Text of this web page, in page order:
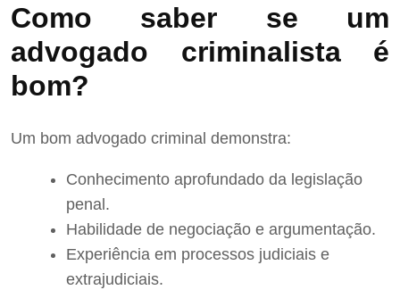
Como saber se um
advogado criminalista é
bom?
Um bom advogado criminal demonstra:
Conhecimento aprofundado da legislação
penal.
Habilidade de negociação e argumentação.
Experiência em processos judiciais e
extrajudiciais.